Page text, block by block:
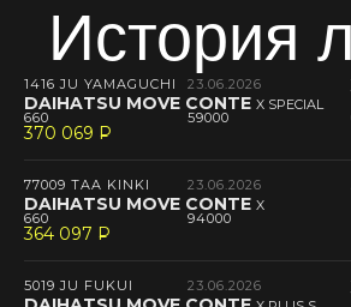
История
1416 JU YAMAGUCHI 23.06.2026
DAIHATSU MOVE CONTE X SPECIAL
660 59000
370 069 P
--
77009 TAA KINKI 23.06.2026
DAIHATSU MOVE CONTE X
660 94000
364 097 P
--
5019 JU FUKUI 23.06.2026